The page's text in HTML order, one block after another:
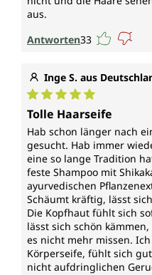
Auf welche
verzichtet haben
Ölen oder Silikonen
Zusätze in der Struktur
kommt das feste
Unimedica ohne
und Sulfate aus. Als
umweltfreundlich, denn
Verwendung und
Verpackungsmüll aus
Die sanfte
Dieses Haarshampoo
stumpfes oder
Lebendigkeit vermisst.
aus.
Antworten33
Inge S. aus
Durchschnittliche
Tolle Haarseife
Hab schon länger nach
gesucht. Hab immer
eine so lange Tradition
feste Shampoo mit
ayurvedischen
Schäumt kräftig, lässt
Die Kopfhaut fühlt sich
lässt sich schön
es nicht mehr missen.
Körperseife, fühlt sich
nicht aufdringlichen